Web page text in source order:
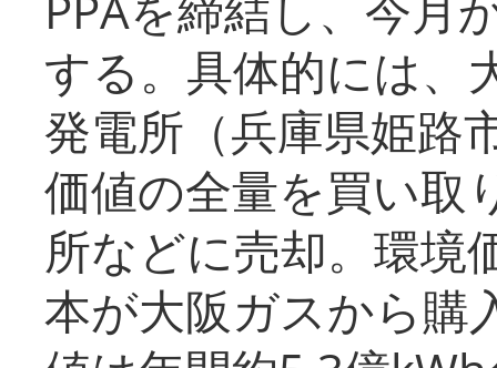
する。具体的には、
発電所（兵庫県姫路
価値の全量を買い取
所などに売却。環境
本が大阪ガスから購